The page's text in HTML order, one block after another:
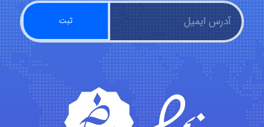
hosein abdolvand
Kati
emami